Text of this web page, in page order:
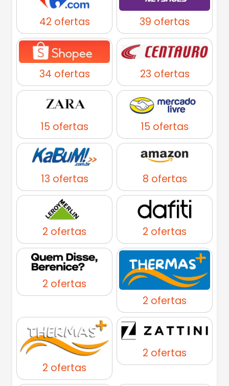
42 ofertas 39 ofertas
34 ofertas 23 ofertas
15 ofertas 15 ofertas
13 ofertas 8 ofertas
2 ofertas 2 ofertas
2 ofertas
2 ofertas
2 ofertas
2 ofertas